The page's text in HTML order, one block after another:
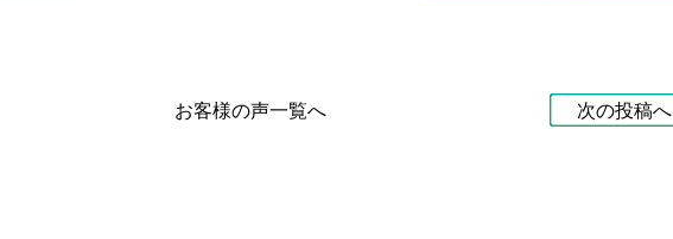
お客様の声一覧へ 次の投稿へ